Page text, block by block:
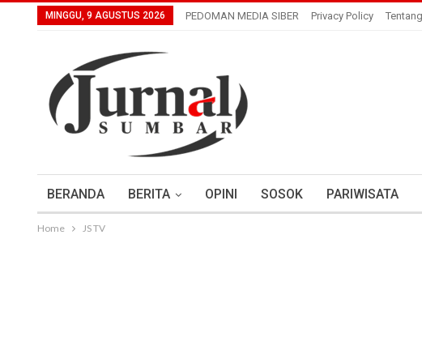
MINGGU, 9 AGUSTUS 2026 PEDOMAN MEDIA SIBER Privacy Policy
BERANDA BERITA OPINI SOSOK PARIWISATA
Home JS TV